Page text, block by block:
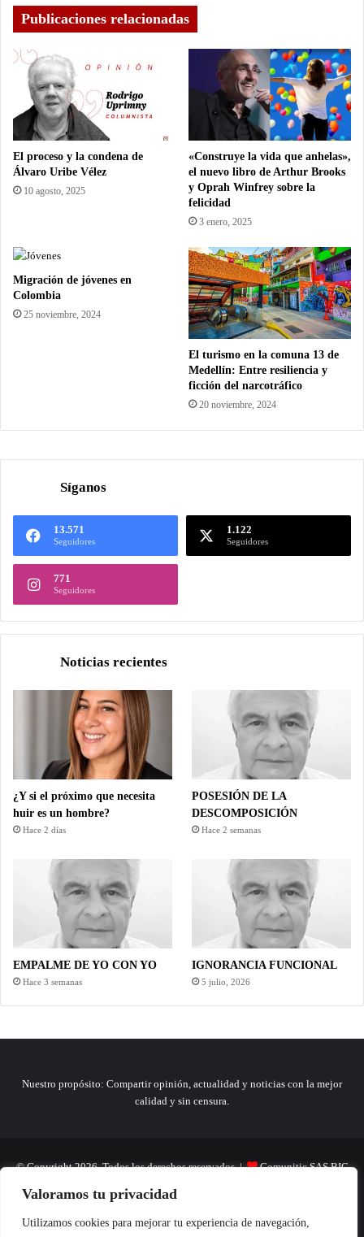
Valoramos tu privacidad
Utilizamos cookies para mejorar tu experiencia de navegación,
Publicaciones relacionadas
El proceso y la condena de
Álvaro Uribe Vélez
10 agosto, 2025
«Construye la vida que anhelas»,
el nuevo libro de Arthur Brooks
y Oprah Winfrey sobre la
felicidad
3 enero, 2025
Migración de jóvenes en
Colombia
25 noviembre, 2024
El turismo en la comuna 13 de
Medellín: Entre resiliencia y
ficción del narcotráfico
20 noviembre, 2024
Síganos
13.571
Seguidores
1.122
Seguidores
771
Seguidores
Noticias recientes
¿Y si el próximo que necesita
huir es un hombre?
Hace 2 días
POSESIÓN DE LA
DESCOMPOSICIÓN
Hace 2 semanas
EMPALME DE YO CON YO
Hace 3 semanas
IGNORANCIA FUNCIONAL
5 julio, 2026
Nuestro propósito: Compartir opinión, actualidad y noticias con la mejor
calidad y sin censura.
© Copyright 2026, Todos los derechos reservados | Comunitic SAS BIC
Nit 901228106
Home Actualidad Variedades Opinion Turismo Deportes